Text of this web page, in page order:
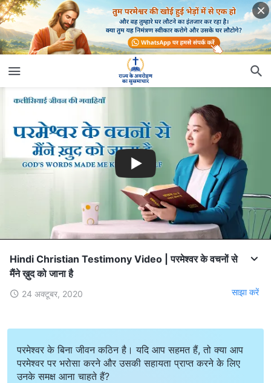
Hindi Christian Testimony Video | परमेश्वर के वचनों से
मैंने ख़ुद को जाना है
24 अक्टूबर, 2020 साझा करें
परमेश्वर के बिना जीवन कठिन है। यदि आप सहमत हैं, तो क्या आप
परमेश्वर पर भरोसा करने और उसकी सहायता प्राप्त करने के लिए
उनके समक्ष आना चाहते हैं?